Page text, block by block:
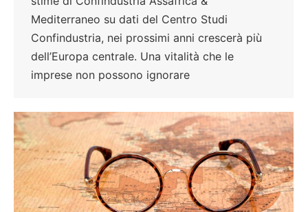
Mediterraneo su dati del Centro Studi
Confindustria, nei prossimi anni crescerà più
dell’Europa centrale. Una vitalità che le
imprese non possono ignorare